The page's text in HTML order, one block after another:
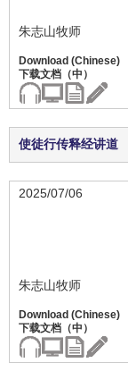
朱志山牧师
使徒行传释经讲道
2025/07/06
朱志山牧师